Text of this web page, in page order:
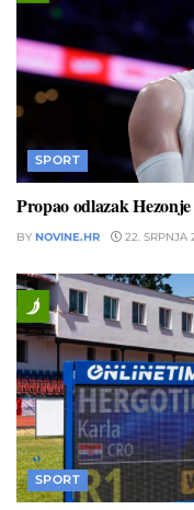
SPORT
Propao odlazak
BY NOVINE.HR 22. SRPNJA
SPORT